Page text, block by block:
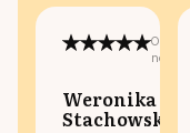
na:
Weronika
Stachowska